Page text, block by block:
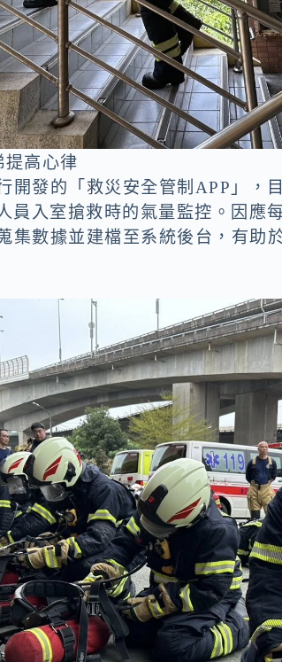
提高心律
開發的「救災安全管制APP」，
員入室搶救時的氣量監控。因應
集數據並建檔至系統後台，有助